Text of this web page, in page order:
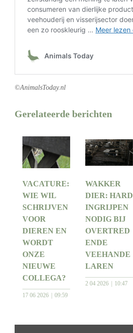
©AnimalsToday.nl
Gerelateerde berichten
VACATURE:
WIE WIL
SCHRIJVEN
VOOR
DIEREN EN
WORDT
ONZE
NIEUWE
COLLEGA?
17 06 2026 09:59
WAKKER
DIER: HARD
INGRIJPEN
NODIG BIJ
OVERTRED
ENDE
VEEHANDE
LAREN
2 04 2026 10:47